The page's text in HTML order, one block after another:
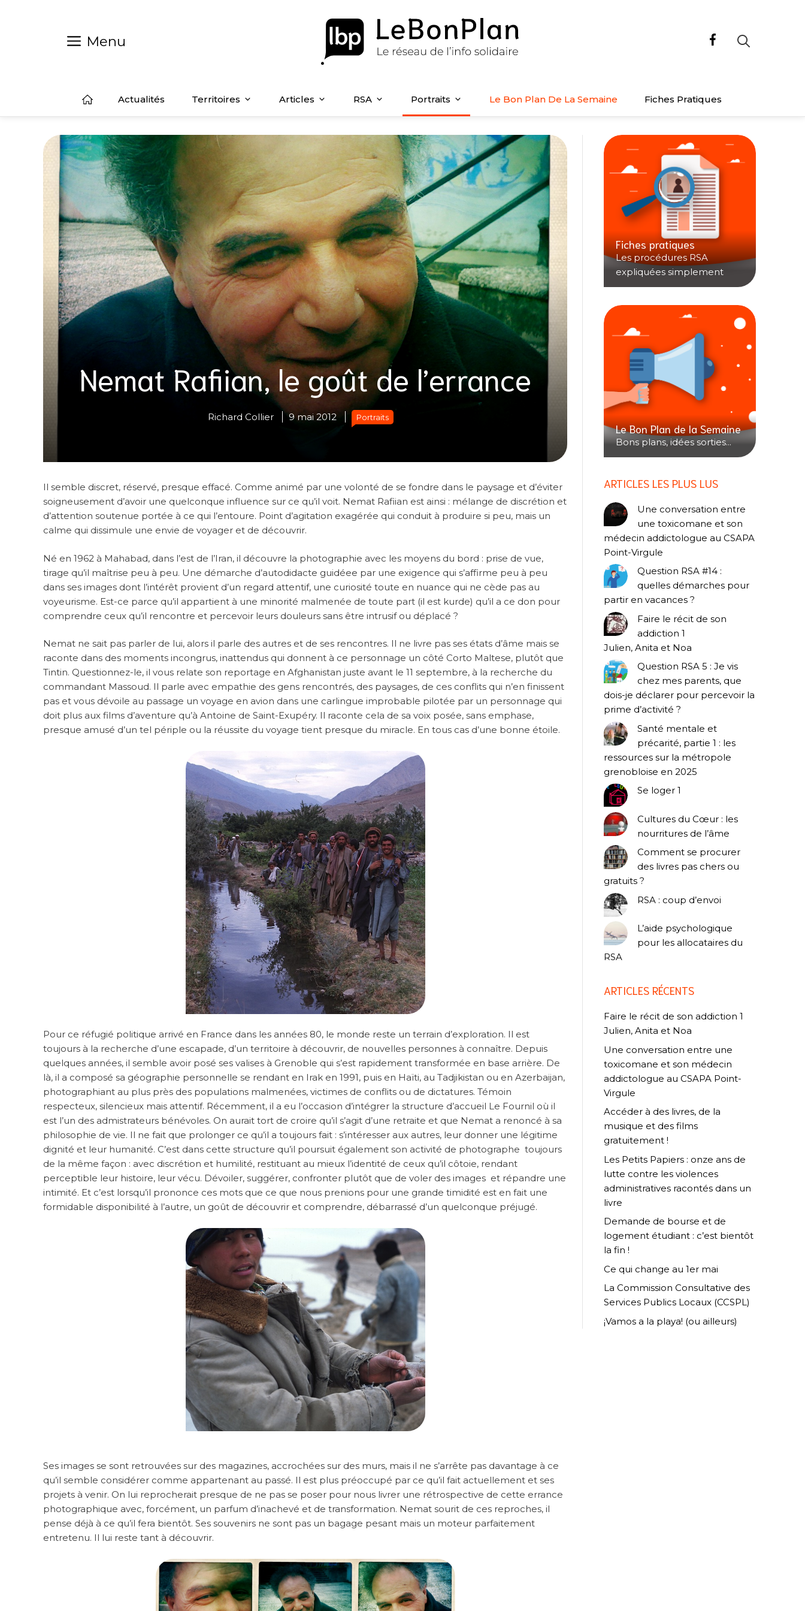
Menu
Actualités Territoires Articles RSA Portraits Le Bon Plan De La Semaine Fiches Pratiques
Nemat Rafiian, le goût de l’errance
Richard Collier 9 mai 2012 Portraits
Il semble discret, réservé, presque effacé. Comme animé par une volonté de se fondre dans le paysage et d’éviter
soigneusement d’avoir une quelconque influence sur ce qu’il voit. Nemat Rafiian est ainsi : mélange de discrétion et
d’attention soutenue portée à ce qui l’entoure. Point d’agitation exagérée qui conduit à produire si peu, mais un
calme qui dissimule une envie de voyager et de découvrir.
Né en 1962 à Mahabad, dans l’est de l’Iran, il découvre la photographie avec les moyens du bord : prise de vue,
tirage qu’il maîtrise peu à peu. Une démarche d’autodidacte guidéee par une exigence qui s’affirme peu à peu
dans ses images dont l’intérêt provient d’un regard attentif, une curiosité toute en nuance qui ne cède pas au
voyeurisme. Est-ce parce qu’il appartient à une minorité malmenée de toute part (il est kurde) qu’il a ce don pour
comprendre ceux qu’il rencontre et percevoir leurs douleurs sans être intrusif ou déplacé ?
Nemat ne sait pas parler de lui, alors il parle des autres et de ses rencontres. Il ne livre pas ses états d’âme mais se
raconte dans des moments incongrus, inattendus qui donnent à ce personnage un côté Corto Maltese, plutôt que
Tintin. Questionnez-le, il vous relate son reportage en Afghanistan juste avant le 11 septembre, à la recherche du
commandant Massoud. Il parle avec empathie des gens rencontrés, des paysages, de ces conflits qui n’en finissent
pas et vous dévoile au passage un voyage en avion dans une carlingue improbable pilotée par un personnage qui
doit plus aux films d’aventure qu’à Antoine de Saint-Exupéry. Il raconte cela de sa voix posée, sans emphase,
presque amusé d’un tel périple ou la réussite du voyage tient presque du miracle. En tous cas d’une bonne étoile.
Pour ce réfugié politique arrivé en France dans les années 80, le monde reste un terrain d’exploration. Il est
toujours à la recherche d’une escapade, d’un territoire à découvrir, de nouvelles personnes à connaître. Depuis
quelques années, il semble avoir posé ses valises à Grenoble qui s’est rapidement transformée en base arrière. De
là, il a composé sa géographie personnelle se rendant en Irak en 1991, puis en Haïti, au Tadjikistan ou en Azerbaijan,
photographiant au plus près des populations malmenées, victimes de conflits ou de dictatures. Témoin
respecteux, silencieux mais attentif. Récemment, il a eu l’occasion d’intégrer la structure d’accueil Le Fournil où il
est l’un des admistrateurs bénévoles. On aurait tort de croire qu’il s’agit d’une retraite et que Nemat a renoncé à sa
philosophie de vie. Il ne fait que prolonger ce qu’il a toujours fait : s’intéresser aux autres, leur donner une légitime
dignité et leur humanité. C’est dans cette structure qu’il poursuit également son activité de photographe toujours
de la même façon : avec discrétion et humilité, restituant au mieux l’identité de ceux qu’il côtoie, rendant
perceptible leur histoire, leur vécu. Dévoiler, suggérer, confronter plutôt que de voler des images et répandre une
intimité. Et c’est lorsqu’il prononce ces mots que ce que nous prenions pour une grande timidité est en fait une
formidable disponibilité à l’autre, un goût de découvrir et comprendre, débarrassé d’un quelconque préjugé.
Ses images se sont retrouvées sur des magazines, accrochées sur des murs, mais il ne s’arrête pas davantage à ce
qu’il semble considérer comme appartenant au passé. Il est plus préoccupé par ce qu’il fait actuellement et ses
projets à venir. On lui reprocherait presque de ne pas se poser pour nous livrer une rétrospective de cette errance
photographique avec, forcément, un parfum d’inachevé et de transformation. Nemat sourit de ces reproches, il
pense déjà à ce qu’il fera bientôt. Ses souvenirs ne sont pas un bagage pesant mais un moteur parfaitement
entretenu. Il lui reste tant à découvrir.
Fiches pratiques
Les procédures RSA
expliquées simplement
Le Bon Plan de la Semaine
Bons plans, idées sorties...
ARTICLES LES PLUS LUS
Une conversation entre
une toxicomane et son
médecin addictologue au CSAPA
Point-Virgule
Question RSA #14 :
quelles démarches pour
partir en vacances ?
Faire le récit de son
addiction 1
Julien, Anita et Noa
Question RSA 5 : Je vis
chez mes parents, que
dois-je déclarer pour percevoir la
prime d’activité ?
Santé mentale et
précarité, partie 1 : les
ressources sur la métropole
grenobloise en 2025
Se loger 1
Cultures du Cœur : les
nourritures de l’âme
Comment se procurer
des livres pas chers ou
gratuits ?
RSA : coup d’envoi
L’aide psychologique
pour les allocataires du
RSA
ARTICLES RÉCENTS
Faire le récit de son addiction 1
Julien, Anita et Noa
Une conversation entre une
toxicomane et son médecin
addictologue au CSAPA Point-
Virgule
Accéder à des livres, de la
musique et des films
gratuitement !
Les Petits Papiers : onze ans de
lutte contre les violences
administratives racontés dans un
livre
Demande de bourse et de
logement étudiant : c’est bientôt
la fin !
Ce qui change au 1er mai
La Commission Consultative des
Services Publics Locaux (CCSPL)
¡Vamos a la playa! (ou ailleurs)